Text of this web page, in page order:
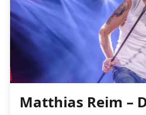
Matthias Reim –